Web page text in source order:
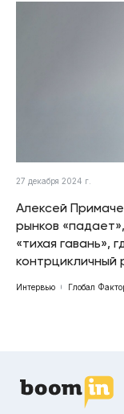
27 декабря 2024 г.
Алексей
рынков
«тихая гавань»,
контрцикличный
Интервью Глобал